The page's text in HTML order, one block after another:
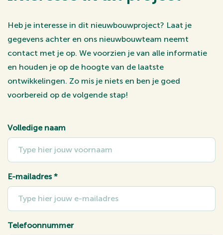
Heb je interesse in dit nieuwbouwproject? Laat je
gegevens achter en ons nieuwbouwteam neemt
contact met je op. We voorzien je van alle informatie
en houden je op de hoogte van de laatste
ontwikkelingen. Zo mis je niets en ben je goed
voorbereid op de volgende stap!
Volledige naam
E-mailadres*
Telefoonnummer